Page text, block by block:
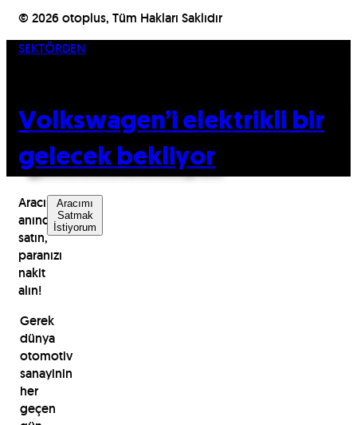
© 2026 otoplus, Tüm Hakları Saklıdır
SEKTÖRDEN
Volkswagen’i elektrikli bir
gelecek bekliyor
Aracınızı
anında
satın,
paranızı
nakit
alın!
Aracımı
Satmak
İstiyorum
Gerek
dünya
otomotiv
sanayinin
her
geçen